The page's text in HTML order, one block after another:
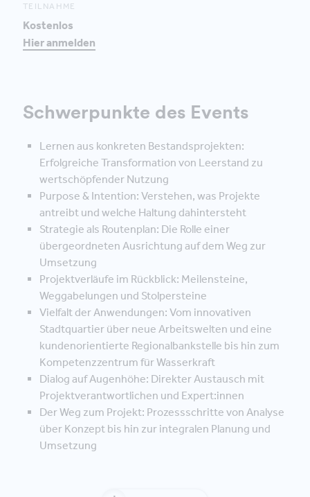
TEILNAHME
Kostenlos
Hier anmelden
Schwerpunkte des Events
Lernen aus konkreten Bestandsprojekten:
Erfolgreiche Transformation von Leerstand zu
wertschöpfender Nutzung
Purpose & Intention: Verstehen, was Projekte
antreibt und welche Haltung dahintersteht
Strategie als Routenplan: Die Rolle einer
übergeordneten Ausrichtung auf dem Weg zur
Umsetzung
Projektverläufe im Rückblick: Meilensteine,
Weggabelungen und Stolpersteine
Vielfalt der Anwendungen: Vom innovativen
Stadtquartier über neue Arbeitswelten und eine
kundenorientierte Regionalbankstelle bis hin zum
Kompetenzzentrum für Wasserkraft
Dialog auf Augenhöhe: Direkter Austausch mit
Projektverantwortlichen und Expert:innen
Der Weg zum Projekt: Prozessschritte von Analyse
über Konzept bis hin zur integralen Planung und
Umsetzung